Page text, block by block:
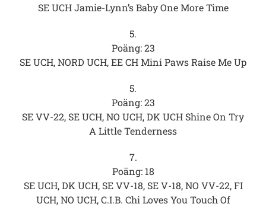
SE UCH Jamie-Lynn’s Baby One More Time
5.
Poäng: 23
SE UCH, NORD UCH, EE CH Mini Paws Raise Me Up
5.
Poäng: 23
SE VV-22, SE UCH, NO UCH, DK UCH Shine On Try
A Little Tenderness
7.
Poäng: 18
SE UCH, DK UCH, SE VV-18, SE V-18, NO VV-22, FI
UCH, NO UCH, C.I.B. Chi Loves You Touch Of